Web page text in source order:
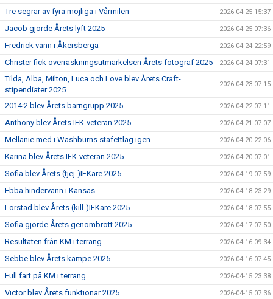
Tre segrar av fyra möjliga i Vårmilen 2026-04-25 15:37
Jacob gjorde Årets lyft 2025 2026-04-25 07:36
Fredrick vann i Åkersberga 2026-04-24 22:59
Christer fick överraskningsutmärkelsen Årets fotograf 2025 2026-04-24 07:31
Tilda, Alba, Milton, Luca och Love blev Årets Craft-
stipendiater 2025
2026-04-23 07:15
2014:2 blev Årets barngrupp 2025 2026-04-22 07:11
Anthony blev Årets IFK-veteran 2025 2026-04-21 07:07
Mellanie med i Washburns stafettlag igen 2026-04-20 22:06
Karina blev Årets IFK-veteran 2025 2026-04-20 07:01
Sofia blev Årets (tjej-)IFKare 2025 2026-04-19 07:59
Ebba hindervann i Kansas 2026-04-18 23:29
Lörstad blev Årets (kill-)IFKare 2025 2026-04-18 07:55
Sofia gjorde Årets genombrott 2025 2026-04-17 07:50
Resultaten från KM i terräng 2026-04-16 09:34
Sebbe blev Årets kämpe 2025 2026-04-16 07:45
Full fart på KM i terräng 2026-04-15 23:38
Victor blev Årets funktionär 2025 2026-04-15 07:36